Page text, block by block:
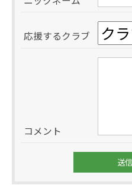
応援するクラブ
コメント